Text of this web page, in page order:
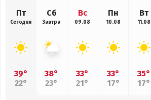
Пт
Сегодня
39°
22°
Сб
Завтра
38°
23°
Вс
09.08
33°
21°
Пн
10.08
33°
17°
Вт
11.08
35°
17°